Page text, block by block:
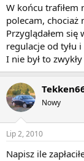
W końcu trafiłem
polecam, chociaż
Przyglądałem się
regulacje od tyłu
I nie był to
Nowy
Lip 2, 2010
Napisz ile